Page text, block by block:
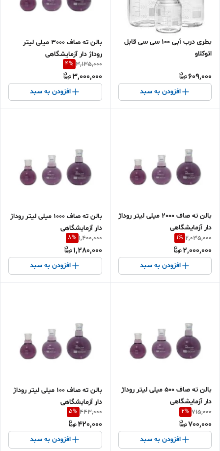
بطری درب آبی 100 سی سی قابل
اتوکلاو
609,000
افزودن به سبد
بالن ته صاف 3000 میلی لیتر
روداژ دار آزمایشگاهی
3,135,000
4%
3,000,000
افزودن به سبد
بالن ته صاف 2000 میلی لیتر روداژ
دار آزمایشگاهی
2,035,000
1%
2,000,000
افزودن به سبد
بالن ته صاف 1000 میلی لیتر روداژ
دار آزمایشگاهی
1,400,000
8%
1,280,000
افزودن به سبد
بالن ته صاف 500 میلی لیتر روداژ
دار آزمایشگاهی
715,000
2%
700,000
افزودن به سبد
بالن ته صاف 100 میلی لیتر روداژ
دار آزمایشگاهی
443,000
5%
420,000
افزودن به سبد